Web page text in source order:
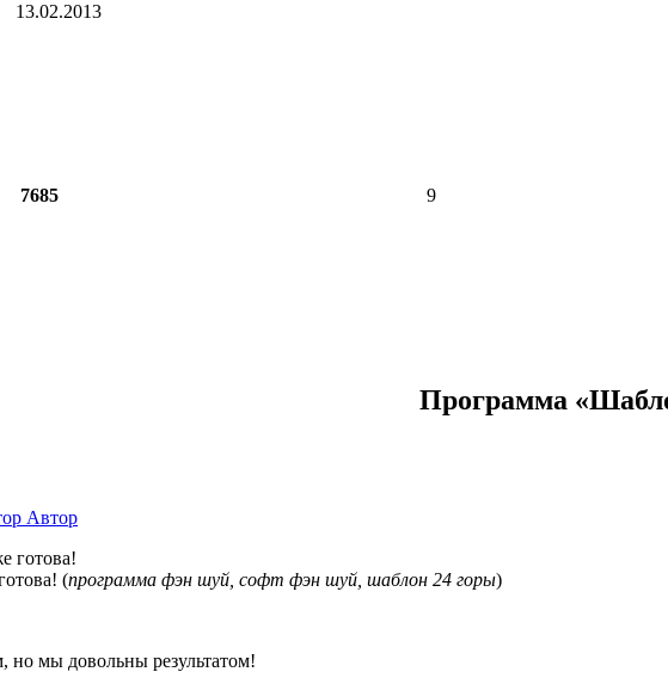
13.02.2013
7685 9
Программа
Автор
(программа фэн шуй, софт фэн шуй, шаблон 24 горы)
но мы довольны результатом!